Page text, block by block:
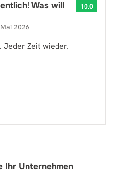
Was will
2026
10.0
Jeder Zeit wieder.
Ihr Unternehmen